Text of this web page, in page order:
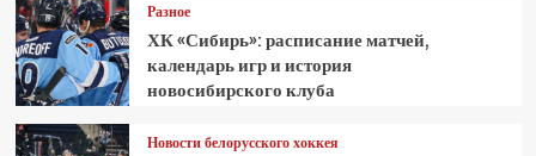
Разное
ХК «Сибирь»: расписание матчей,
календарь игр и история
новосибирского клуба
Новости белорусского хоккея